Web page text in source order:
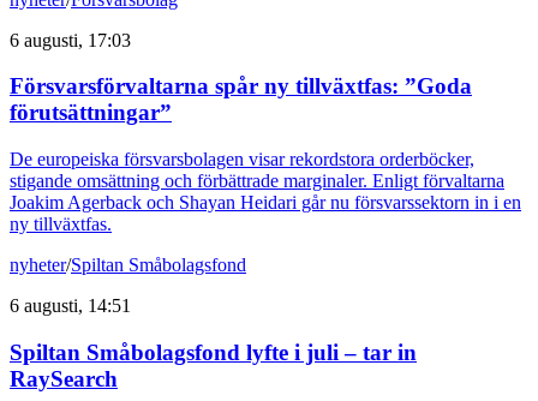
6 augusti, 17:03
Försvarsförvaltarna spår ny tillväxtfas: ”Goda
förutsättningar”
De europeiska försvarsbolagen visar rekordstora orderböcker,
stigande omsättning och förbättrade marginaler. Enligt förvaltarna
Joakim Agerback och Shayan Heidari går nu försvarssektorn in i en
ny tillväxtfas.
nyheter/Spiltan Småbolagsfond
6 augusti, 14:51
Spiltan Småbolagsfond lyfte i juli – tar in
RaySearch